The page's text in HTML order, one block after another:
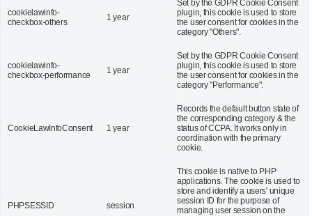
cookielawinfo-
checkbox-others
1 year
Set by the GDPR Cookie Consent
plugin, this cookie is used to store
the user consent for cookies in the
category "Others".
cookielawinfo-
checkbox-performance
1 year
Set by the GDPR Cookie Consent
plugin, this cookie is used to store
the user consent for cookies in the
category "Performance".
CookieLawInfoConsent 1 year
Records the default button state of
the corresponding category & the
status of CCPA. It works only in
coordination with the primary
cookie.
PHPSESSID session
This cookie is native to PHP
applications. The cookie is used to
store and identify a users' unique
session ID for the purpose of
managing user session on the